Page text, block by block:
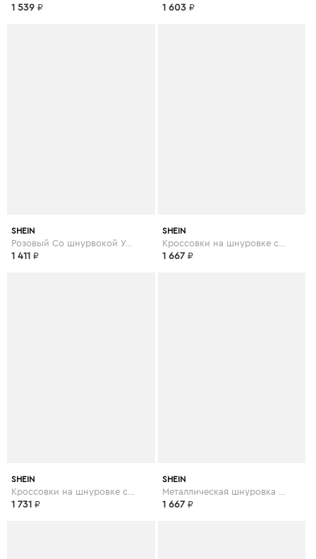
1 539 ₽ 1 603 ₽
SHEIN
Розовый Со шнурвокой Удобный Кеды
1 411 ₽
SHEIN
Кроссовки на шнуровке с подошвой спереди
1 667 ₽
SHEIN
1 731 ₽
SHEIN
1 667 ₽